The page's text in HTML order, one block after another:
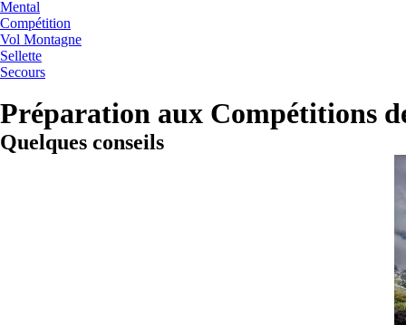
Mental
Compétition
Vol Montagne
Sellette
Secours
Préparation aux Compétitions
Quelques conseils